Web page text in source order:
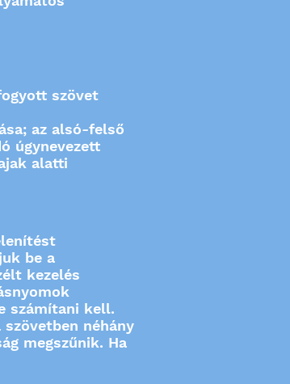
szövet
az alsó-felső
úgynevezett
alatti
be a
kezelés
számítani kell.
néhány
megszűnik. Ha